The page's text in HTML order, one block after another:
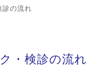
診の流れ
・検診の流れ